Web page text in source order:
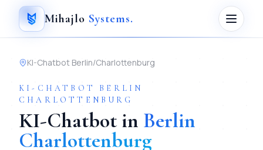
Mihajlo Systems.
KI-Chatbot Berlin/Charlottenburg
KI-CHATBOT
BERLIN
CHARLOTTENBURG
KI-Chatbot in Berlin
Charlottenburg